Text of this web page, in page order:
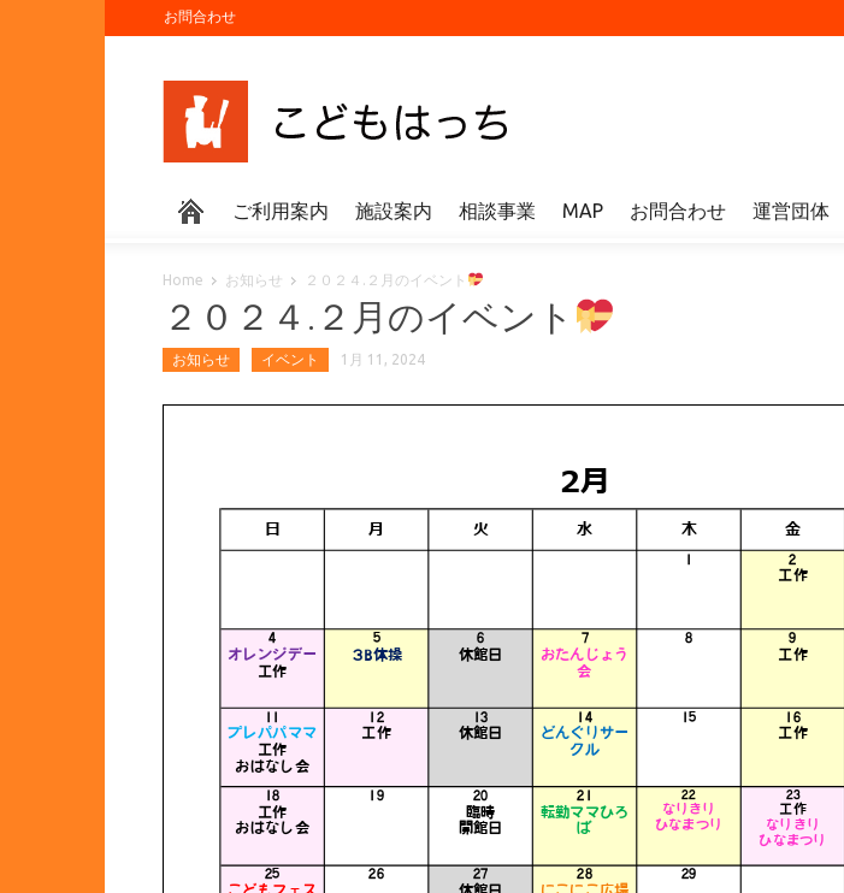
お問合わせ
ご利用案内 施設案内 相談事業 MAP お問合わせ 運営団体
Home お知らせ ２０２４.２月のイベント
２０２４.２月のイベント
お知らせ イベント 1月 11, 2024